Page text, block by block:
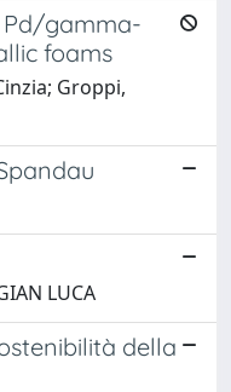
gamma-
foams
Groppi,
LUCA
della